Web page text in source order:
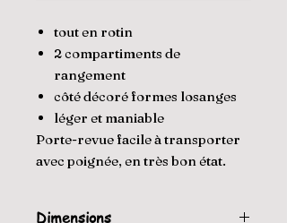
tout en rotin
2 compartiments de
rangement
côté décoré formes losanges
léger et maniable
Porte-revue facile à transporter
avec poignée, en très bon état.
Dimensions